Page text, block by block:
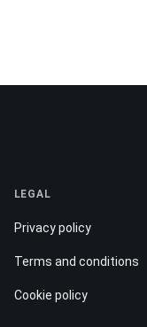
LEGAL
Privacy policy
Terms and conditions
Cookie policy